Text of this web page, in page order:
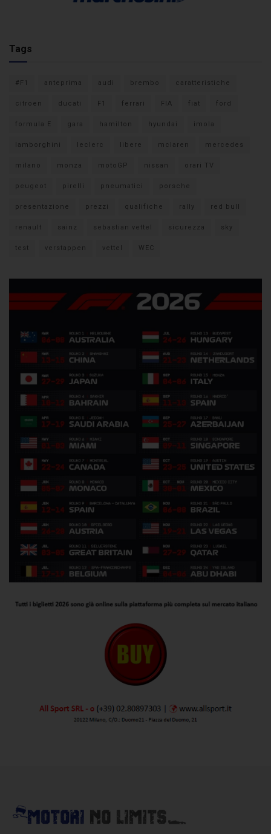
Tags
#F1 anteprima audi brembo caratteristiche
citroen ducati F1 ferrari FIA fiat ford
formula E gara hamilton hyundai imola
lamborghini leclerc libere mclaren mercedes
milano monza motoGP nissan orari TV
peugeot pirelli pneumatici porsche
presentazione prezzi qualifiche rally red bull
renault sainz sebastian vettel sicurezza sky
test verstappen vettel WEC